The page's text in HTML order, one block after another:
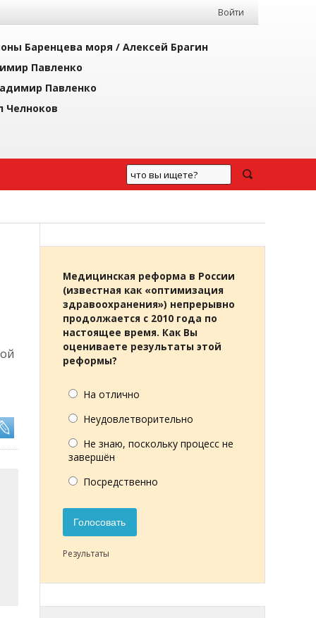
Войти
Баренцева моря / Алексей Брагин
Павленко
Павленко
Челноков
Медицинская реформа в России
(известная как «оптимизация
здравоохранения») непрерывно
продолжается с 2010 года по
настоящее время. Как Вы
оцениваете результаты этой
реформы?
На отлично
Неудовлетворительно
Не знаю, поскольку процесс не
завершён
Посредственно
Голосовать
Результаты